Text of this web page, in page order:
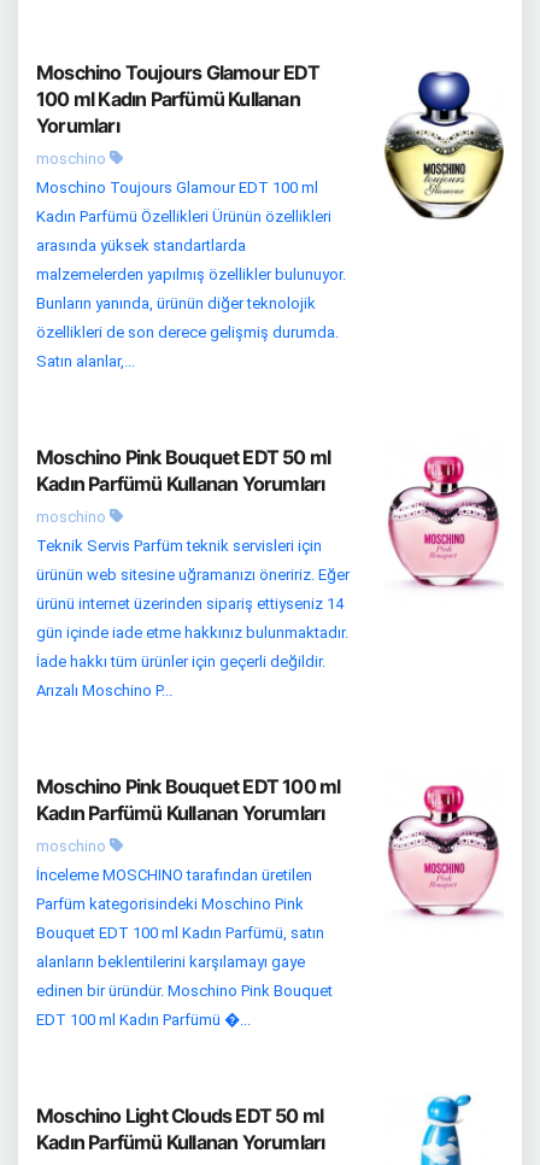
Moschino Toujours Glamour EDT
100 ml Kadın Parfümü Kullanan
Yorumları
moschino
Moschino Toujours Glamour EDT 100 ml
Kadın Parfümü Özellikleri Ürünün özellikleri
arasında yüksek standartlarda
malzemelerden yapılmış özellikler bulunuyor.
Bunların yanında, ürünün diğer teknolojik
özellikleri de son derece gelişmiş durumda.
Satın alanlar,...
Moschino Pink Bouquet EDT 50 ml
Kadın Parfümü Kullanan Yorumları
moschino
Teknik Servis Parfüm teknik servisleri için
ürünün web sitesine uğramanızı öneririz. Eğer
ürünü internet üzerinden sipariş ettiyseniz 14
gün içinde iade etme hakkınız bulunmaktadır.
İade hakkı tüm ürünler için geçerli değildir.
Arızalı Moschino P...
Moschino Pink Bouquet EDT 100 ml
Kadın Parfümü Kullanan Yorumları
moschino
İnceleme MOSCHINO tarafından üretilen
Parfüm kategorisindeki Moschino Pink
Bouquet EDT 100 ml Kadın Parfümü, satın
alanların beklentilerini karşılamayı gaye
edinen bir üründür. Moschino Pink Bouquet
EDT 100 ml Kadın Parfümü �...
Moschino Light Clouds EDT 50 ml
Kadın Parfümü Kullanan Yorumları